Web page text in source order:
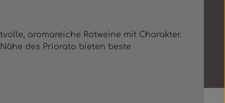
aromareiche Rotweine mit Charakter.
des Priorato bieten beste